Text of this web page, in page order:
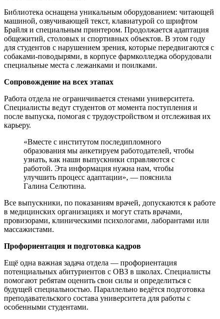
Библиотека оснащена уникальным оборудованием: читающей
машиной, озвучивающей текст, клавиатурой со шрифтом
Брайля и специальным принтером. Продолжается адаптация
общежитий, столовых и спортивных объектов. В этом году
для студентов с нарушением зрения, которые передвигаются с
собаками-поводырями, в корпусе фармколледжа оборудовали
специальные места с лежанками и поилками.
Сопровождение на всех этапах
Работа отдела не ограничивается стенами университета.
Специалисты ведут студентов от момента поступления и
после выпуска, помогая с трудоустройством и отслеживая их
карьеру.
«Вместе с институтом последипломного
образования мы анкетируем работодателей, чтобы
узнать, как наши выпускники справляются с
работой. Эта информация нужна нам, чтобы
улучшить процесс адаптации», — пояснила
Галина Селютина.
Все выпускники, по показаниям врачей, допускаются к работе
в медицинских организациях и могут стать врачами,
провизорами, клиническими психологами, лаборантами или
массажистами.
Профориентация и подготовка кадров
Ещё одна важная задача отдела — профориентация
потенциальных абитуриентов с ОВЗ в школах. Специалисты
помогают ребятам оценить свои силы и определиться с
будущей специальностью. Параллельно ведётся подготовка
преподавательского состава университета для работы с
особенными студентами.